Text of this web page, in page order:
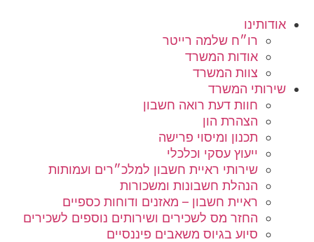
אודותינו
רו״ח שלמה רייטר
אודות המשרד
צוות המשרד
שירותי המשרד
חוות דעת רואה חשבון
הצהרת הון
תכנון ומיסוי פרישה
ייעוץ עסקי וכלכלי
שירותי ראיית חשבון למלכ״רים ועמותות
הנהלת חשבונות ומשכורות
ראיית חשבון – מאזנים ודוחות כספיים
החזר מס לשכירים ושירותים נוספים לשכירים
סיוע בגיוס משאבים פיננסיים